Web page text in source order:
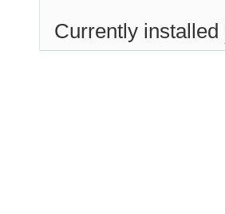
Currently installed